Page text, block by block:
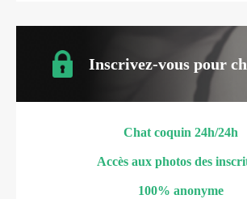
Inscrivez-vous pour
Chat coquin 24h/24h
Accès aux photos des
100% anonyme